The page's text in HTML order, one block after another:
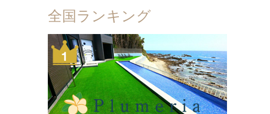
全国ランキング